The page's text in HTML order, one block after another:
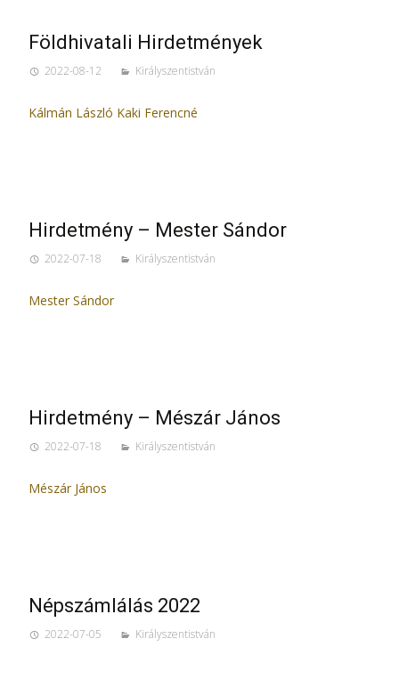
Földhivatali Hirdetmények
2022-08-12 Királyszentistván
Kálmán László Kaki Ferencné
Hirdetmény – Mester Sándor
2022-07-18 Királyszentistván
Mester Sándor
Hirdetmény – Mészár János
2022-07-18 Királyszentistván
Mészár János
Népszámlálás 2022
2022-07-05 Királyszentistván